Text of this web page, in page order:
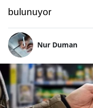
bulunuyor
Nur Duman